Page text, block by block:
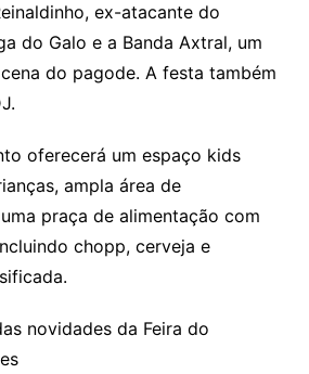
ex-atacante do
do Galo e a Banda Axtral, um
do pagode. A festa também
oferecerá um espaço kids
ampla área de
praça de alimentação com
chopp, cerveja e
novidades da Feira do